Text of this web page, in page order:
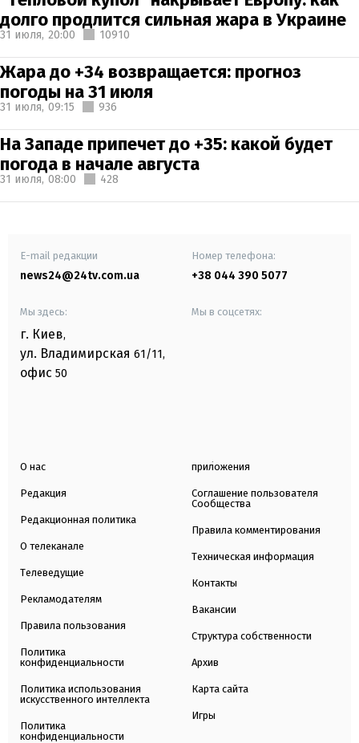
долго продлится сильная жара в Украине
31 июля, 20:00 10910
Жара до +34 возвращается: прогноз
погоды на 31 июля
31 июля, 09:15 936
На Западе припечет до +35: какой будет
погода в начале августа
31 июля, 08:00 428
E-mail редакции
news24@24tv.com.ua
Номер телефона:
+38 044 390 5077
Мы здесь:
г. Киев,
ул. Владимирская 61/11,
офис 50
Мы в соцсетях:
О нас
Редакция
Редакционная политика
О телеканале
Телеведущие
Рекламодателям
Правила пользования
Политика
конфиденциальности
Политика использования
искусственного интеллекта
Политика
конфиденциальности
приложения
Соглашение пользователя
Сообщества
Правила комментирования
Техническая информация
Контакты
Вакансии
Структура собственности
Архив
Карта сайта
Игры